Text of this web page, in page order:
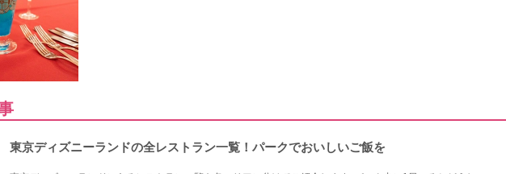
東京ディズニーランドの全レストラン一覧！パークでおいしいご飯を